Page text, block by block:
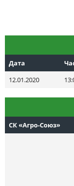
Дата
12.01.2020
СК «Агро-Союз»